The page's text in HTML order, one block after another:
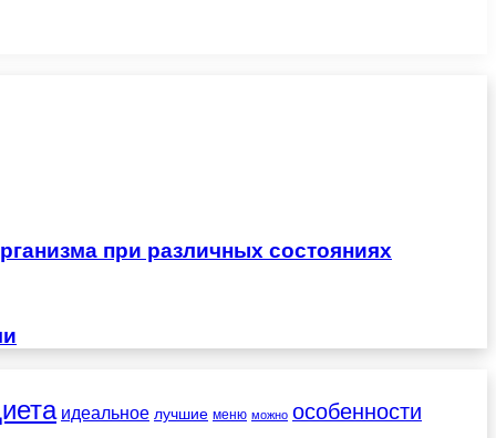
при различных состояниях
идеальное лучшие меню можно особенности